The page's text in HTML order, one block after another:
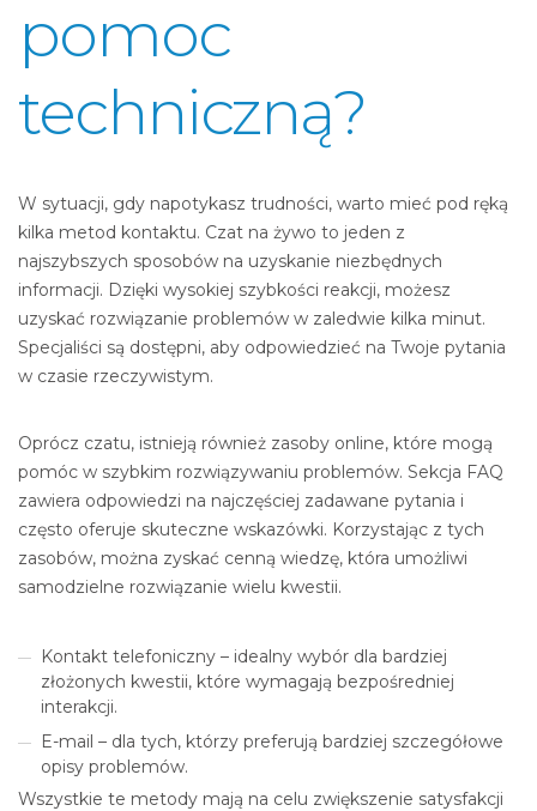
pomoc
techniczną?
W sytuacji, gdy napotykasz trudności, warto mieć pod ręką
kilka metod kontaktu. Czat na żywo to jeden z
najszybszych sposobów na uzyskanie niezbędnych
informacji. Dzięki wysokiej szybkości reakcji, możesz
uzyskać rozwiązanie problemów w zaledwie kilka minut.
Specjaliści są dostępni, aby odpowiedzieć na Twoje pytania
w czasie rzeczywistym.
Oprócz czatu, istnieją również zasoby online, które mogą
pomóc w szybkim rozwiązywaniu problemów. Sekcja FAQ
zawiera odpowiedzi na najczęściej zadawane pytania i
często oferuje skuteczne wskazówki. Korzystając z tych
zasobów, można zyskać cenną wiedzę, która umożliwi
samodzielne rozwiązanie wielu kwestii.
Kontakt telefoniczny – idealny wybór dla bardziej
złożonych kwestii, które wymagają bezpośredniej
interakcji.
E-mail – dla tych, którzy preferują bardziej szczegółowe
opisy problemów.
Wszystkie te metody mają na celu zwiększenie satysfakcji